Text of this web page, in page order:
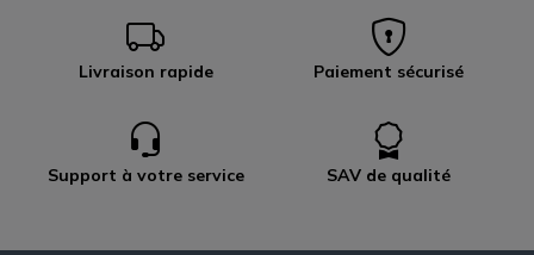
Livraison rapide Paiement sécurisé
Support à votre service SAV de qualité